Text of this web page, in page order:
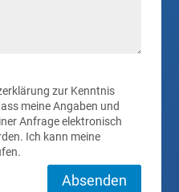
zur Kenntnis
meine Angaben und
Anfrage elektronisch
Ich kann meine
Absenden